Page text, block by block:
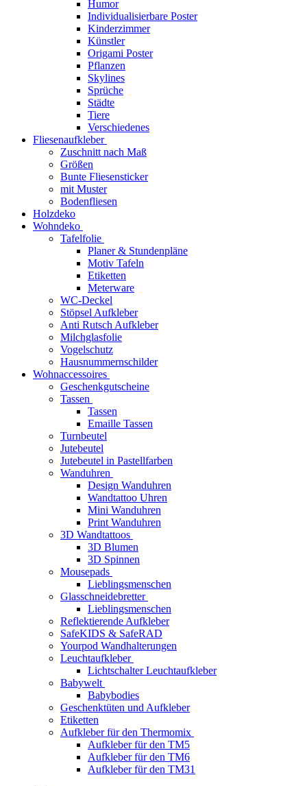
Humor
Individualisierbare Poster
Kinderzimmer
Künstler
Origami Poster
Pflanzen
Skylines
Sprüche
Städte
Tiere
Verschiedenes
Fliesenaufkleber
Zuschnitt nach Maß
Größen
Bunte Fliesensticker
mit Muster
Bodenfliesen
Holzdeko
Wohndeko
Tafelfolie
Planer & Stundenpläne
Motiv Tafeln
Etiketten
Meterware
WC-Deckel
Stöpsel Aufkleber
Anti Rutsch Aufkleber
Milchglasfolie
Vogelschutz
Hausnummernschilder
Wohnaccessoires
Geschenkgutscheine
Tassen
Tassen
Emaille Tassen
Turnbeutel
Jutebeutel
Jutebeutel in Pastellfarben
Wanduhren
Design Wanduhren
Wandtattoo Uhren
Mini Wanduhren
Print Wanduhren
3D Wandtattoos
3D Blumen
3D Spinnen
Mousepads
Lieblingsmenschen
Glasschneidebretter
Lieblingsmenschen
Reflektierende Aufkleber
SafeKIDS & SafeRAD
Yourpod Wandhalterungen
Leuchtaufkleber
Lichtschalter Leuchtaufkleber
Babywelt
Babybodies
Geschenktüten und Aufkleber
Etiketten
Aufkleber für den Thermomix
Aufkleber für den TM5
Aufkleber für den TM6
Aufkleber für den TM31